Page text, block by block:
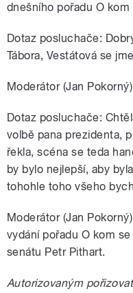
dnešního pořadu O
Dotaz posluchače:
Tábora, Vestátová se
Moderátor (Jan
Dotaz posluchače:
volbě pana prezidenta,
řekla, scéna se teda
by bylo nejlepší, aby
tohohle toho všeho
Moderátor (Jan
vydání pořadu O kom
senátu Petr Pithart.
Autorizovaným